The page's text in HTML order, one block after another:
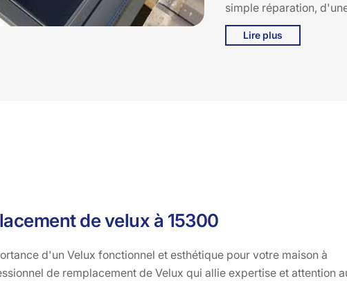
simple réparation,
remplacement complet,
Laveissenet, 15300,
Lire plus
de velux à 15300
d'un Velux fonctionnel et esthétique pour votre maison à
de remplacement de Velux qui allie expertise et attention